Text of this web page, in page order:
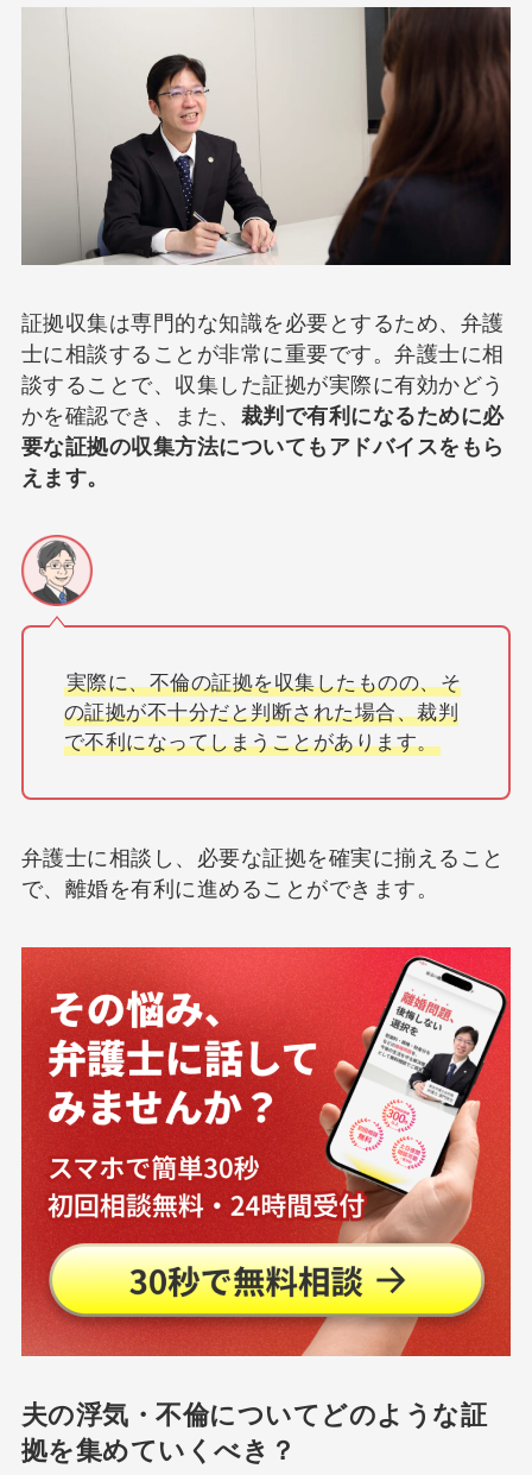
証拠収集は専門的な知識を必要とするため、弁護
士に相談することが非常に重要です。弁護士に相
談することで、収集した証拠が実際に有効かどう
かを確認でき、また、 裁判で有利になるために必
要な証拠の収集方法についてもアドバイスをもら
えます。
実際に、不倫の証拠を収集したものの、そ
の証拠が不十分だと判断された場合、裁判
で不利になってしまうことがあります。
弁護士に相談し、必要な証拠を確実に揃えること
で、離婚を有利に進めることができます。
夫の浮気・不倫についてどのような証
拠を集めていくべき？